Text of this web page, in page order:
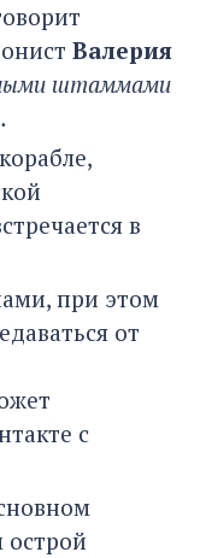
Валерия
штаммами
в
при этом
от
с
острой